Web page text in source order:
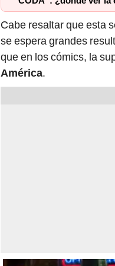
Cabe resaltar que esta
se espera grandes
que en los cómics, la
América.